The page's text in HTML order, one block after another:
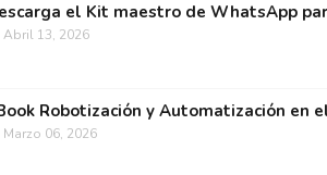
el Kit maestro de WhatsApp
Abril 13, 2026
Robotización y Automatización en
Marzo 06, 2026